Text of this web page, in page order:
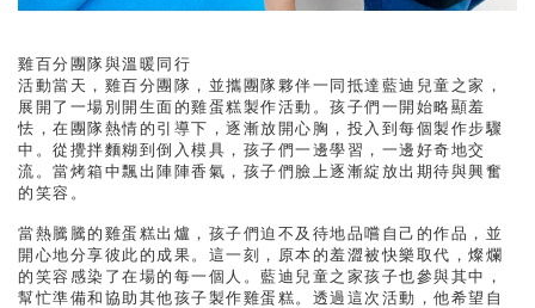
雞百分團隊與溫暖同行
活動當天，雞百分團隊，並攜團隊夥伴一同抵達藍迪兒童之家，
展開了一場別開生面的雞蛋糕製作活動。孩子們一開始略顯羞
怯，在團隊熱情的引導下，逐漸放開心胸，投入到每個製作步驟
中。從攪拌麵糊到倒入模具，孩子們一邊學習，一邊好奇地交
流。當烤箱中飄出陣陣香氣，孩子們臉上逐漸綻放出期待與興奮
的笑容。
當熱騰騰的雞蛋糕出爐，孩子們迫不及待地品嚐自己的作品，並
開心地分享彼此的成果。這一刻，原本的羞澀被快樂取代，燦爛
的笑容感染了在場的每一個人。藍迪兒童之家孩子也參與其中，
幫忙準備和協助其他孩子製作雞蛋糕。透過這次活動，他希望自